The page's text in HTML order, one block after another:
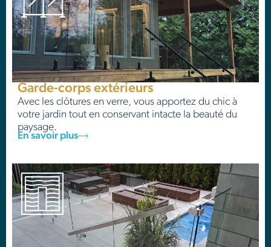
Garde-corps extérieurs
Avec les clôtures en verre, vous apportez du chic à
votre jardin tout en conservant intacte la beauté du
paysage.
En savoir plus